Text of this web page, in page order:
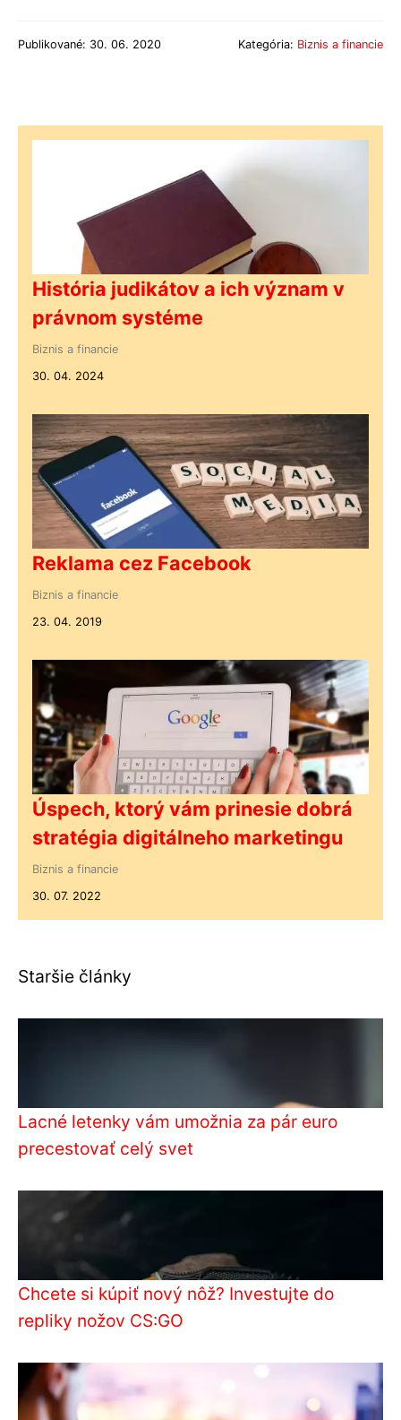
Publikované: 30. 06. 2020 Kategória: Biznis a financie
História judikátov a ich význam v
právnom systéme
Biznis a financie
30. 04. 2024
Reklama cez Facebook
Biznis a financie
23. 04. 2019
Úspech, ktorý vám prinesie dobrá
stratégia digitálneho marketingu
Biznis a financie
30. 07. 2022
Staršie články
Lacné letenky vám umožnia za pár euro
precestovať celý svet
Chcete si kúpiť nový nôž? Investujte do
repliky nožov CS:GO